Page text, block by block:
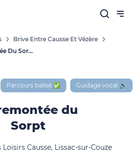
Brive Entre Causse Et Vézère
La Remontée Du Sorpt
Parcours balisé ✅ Guidage vocal 🔊
du
Sorpt
Loisirs Causse, Lissac-sur-Couze